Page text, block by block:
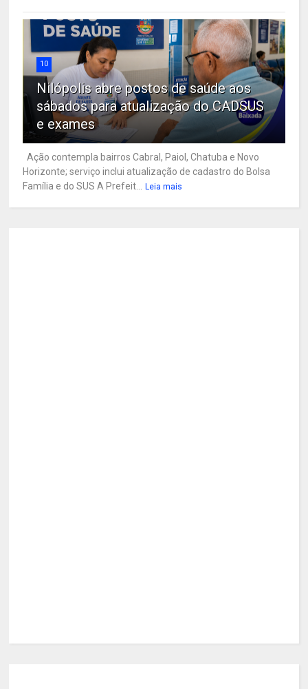
10
Nilópolis abre postos de saúde aos
sábados para atualização do CADSUS
e exames
Ação contempla bairros Cabral, Paiol, Chatuba e Novo
Horizonte; serviço inclui atualização de cadastro do Bolsa
Família e do SUS A Prefeit...
Leia mais